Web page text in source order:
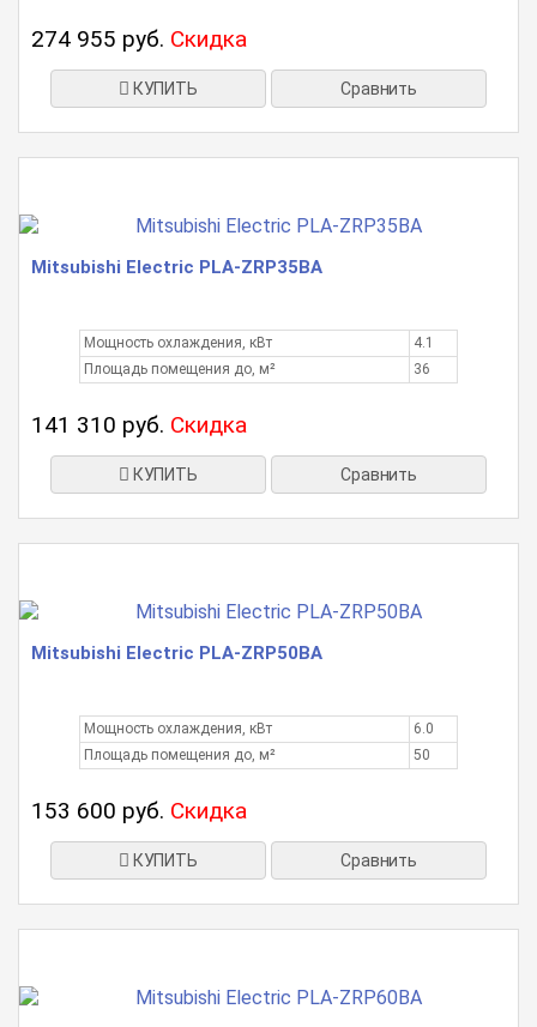
274 955 руб. Скидка
КУПИТЬ Сравнить
Mitsubishi Electric PLA-ZRP35BA
Мощность охлаждения, кВт
4.1
Площадь помещения до, м²
36
141 310 руб. Скидка
КУПИТЬ Сравнить
Mitsubishi Electric PLA-ZRP50BA
Мощность охлаждения, кВт
6.0
Площадь помещения до, м²
50
153 600 руб. Скидка
КУПИТЬ Сравнить